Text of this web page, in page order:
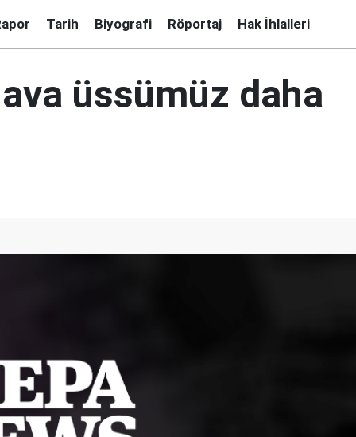
Tarih Biyografi Röportaj Hak İhlalleri
üssümüz daha